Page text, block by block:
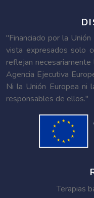
"Financiado por la
vista expresados solo
reflejan
Agencia Ejecutiva
Ni la Unión Europea ni
responsables de ellos."
Terapias